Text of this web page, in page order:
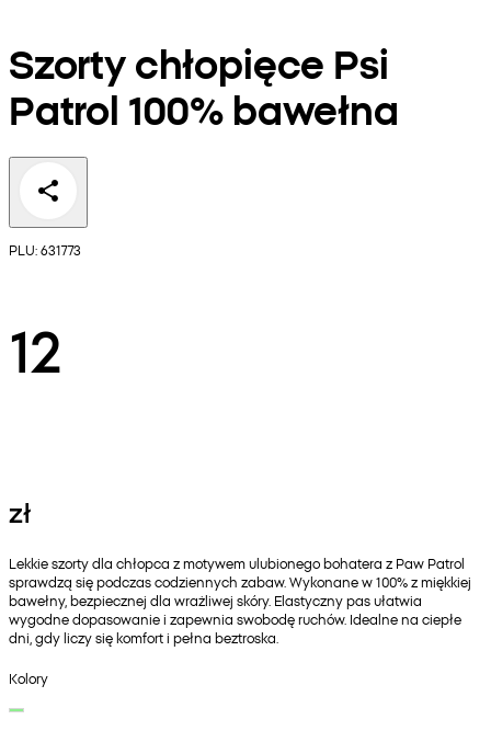
Szorty chłopięce Psi
Patrol 100% bawełna
PLU: 631773
12
zł
Lekkie szorty dla chłopca z motywem ulubionego bohatera z Paw Patrol
sprawdzą się podczas codziennych zabaw. Wykonane w 100% z miękkiej
bawełny, bezpiecznej dla wrażliwej skóry. Elastyczny pas ułatwia
wygodne dopasowanie i zapewnia swobodę ruchów. Idealne na ciepłe
dni, gdy liczy się komfort i pełna beztroska.
Kolory